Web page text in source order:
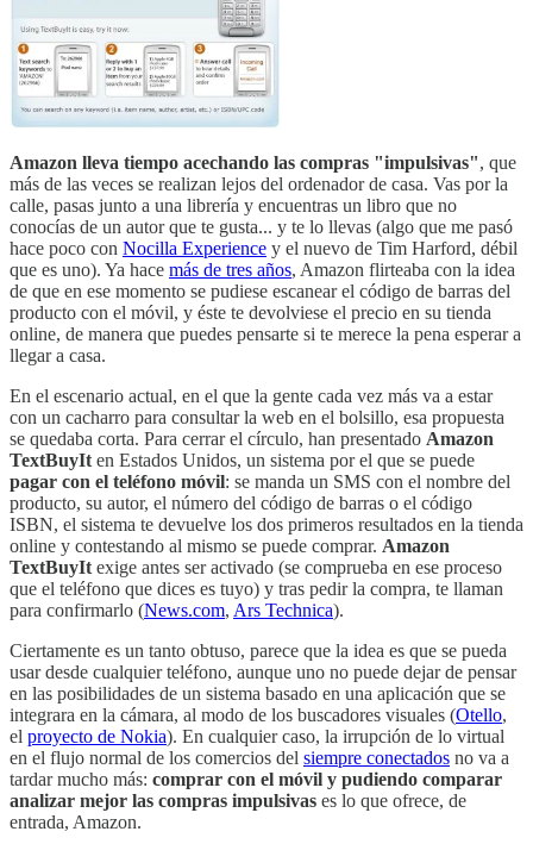
Amazon lleva tiempo acechando las compras "impulsivas", que
más de las veces se realizan lejos del ordenador de casa. Vas por la
calle, pasas junto a una librería y encuentras un libro que no
conocías de un autor que te gusta... y te lo llevas (algo que me pasó
hace poco con Nocilla Experience y el nuevo de Tim Harford, débil
que es uno). Ya hace más de tres años, Amazon flirteaba con la idea
de que en ese momento se pudiese escanear el código de barras del
producto con el móvil, y éste te devolviese el precio en su tienda
online, de manera que puedes pensarte si te merece la pena esperar a
llegar a casa.
En el escenario actual, en el que la gente cada vez más va a estar
con un cacharro para consultar la web en el bolsillo, esa propuesta
se quedaba corta. Para cerrar el círculo, han presentado Amazon
TextBuyIt en Estados Unidos, un sistema por el que se puede
pagar con el teléfono móvil: se manda un SMS con el nombre del
producto, su autor, el número del código de barras o el código
ISBN, el sistema te devuelve los dos primeros resultados en la tienda
online y contestando al mismo se puede comprar. Amazon
TextBuyIt exige antes ser activado (se comprueba en ese proceso
que el teléfono que dices es tuyo) y tras pedir la compra, te llaman
para confirmarlo (News.com, Ars Technica).
Ciertamente es un tanto obtuso, parece que la idea es que se pueda
usar desde cualquier teléfono, aunque uno no puede dejar de pensar
en las posibilidades de un sistema basado en una aplicación que se
integrara en la cámara, al modo de los buscadores visuales (Otello,
el proyecto de Nokia). En cualquier caso, la irrupción de lo virtual
en el flujo normal de los comercios del siempre conectados no va a
tardar mucho más: comprar con el móvil y pudiendo comparar
analizar mejor las compras impulsivas es lo que ofrece, de
entrada, Amazon.